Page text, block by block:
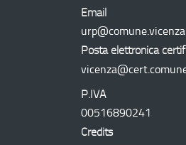
Email
Posta elettronica
P.IVA
00516890241
Credits